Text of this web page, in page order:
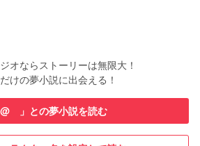
オならストーリーは無限大！
けの夢小説に出会える！
」との夢小説を読む